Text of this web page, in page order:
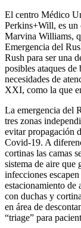
El centro Médico
Perkins+Will, es un
Marvina Williams,
Emergencia del
Rush para ser una
posibles ataques
necesidades de
XXI, como la que
La emergencia del
tres zonas
evitar propagación
Covid-19. A
cortinas las camas
sistema de aire que
infecciones
estacionamiento de
con duchas y
en área de
“triage” para